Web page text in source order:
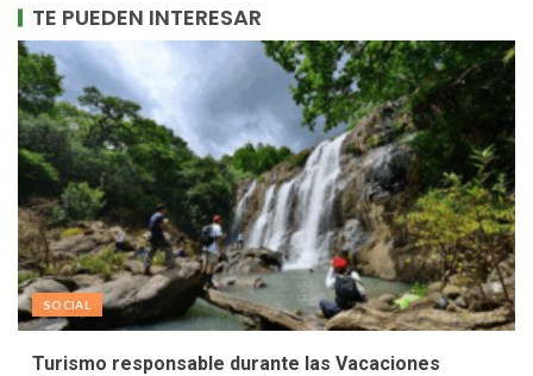
TE PUEDEN INTERESAR
SOCIAL
Turismo responsable durante las Vacaciones